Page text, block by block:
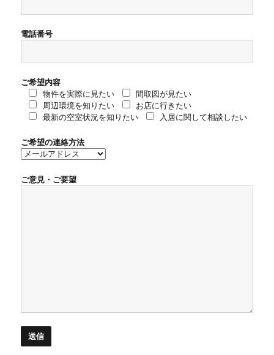
電話番号
ご希望内容
物件を実際に見たい
間取図が見たい
周辺環境を知りたい
お店に行きたい
最新の空室状況を知りたい
入居に関して相談したい
ご希望の連絡方法
ご意見・ご要望